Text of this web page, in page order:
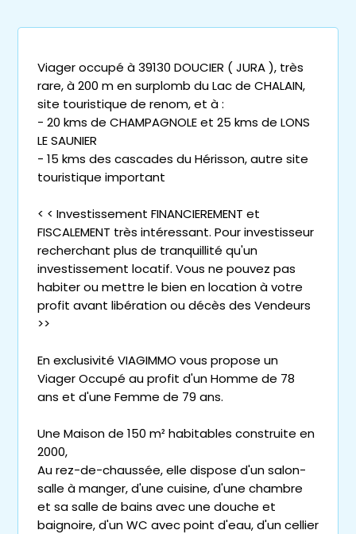
Viager occupé à 39130 DOUCIER ( JURA ), très
rare, à 200 m en surplomb du Lac de CHALAIN,
site touristique de renom, et à :
- 20 kms de CHAMPAGNOLE et 25 kms de LONS
LE SAUNIER
- 15 kms des cascades du Hérisson, autre site
touristique important
< < Investissement FINANCIEREMENT et
FISCALEMENT très intéressant. Pour investisseur
recherchant plus de tranquillité qu'un
investissement locatif. Vous ne pouvez pas
habiter ou mettre le bien en location à votre
profit avant libération ou décès des Vendeurs
>>
En exclusivité VIAGIMMO vous propose un
Viager Occupé au profit d'un Homme de 78
ans et d'une Femme de 79 ans.
Une Maison de 150 m² habitables construite en
2000,
Au rez-de-chaussée, elle dispose d'un salon-
salle à manger, d'une cuisine, d'une chambre
et sa salle de bains avec une douche et
baignoire, d'un WC avec point d'eau, d'un cellier